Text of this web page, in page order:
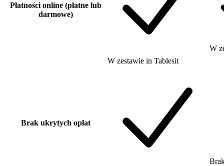
Płatności online (płatne lub
darmowe)
W zestawie in Tablesit
W
Brak ukrytych opłat